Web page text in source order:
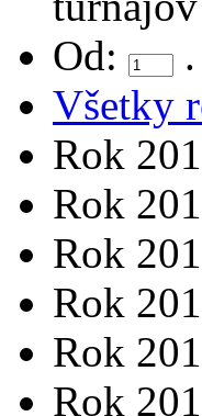
Od:
.
Všetky
Rok
Rok
Rok
Rok
Rok
Rok